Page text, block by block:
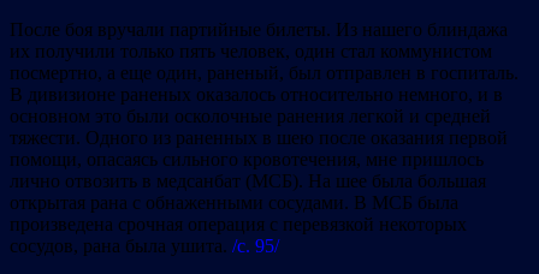
После боя вручали партийные билеты. Из нашего блиндажа
их получили только пять человек, один стал коммунистом
посмертно, а еще один, раненый, был отправлен в госпиталь.
В дивизионе раненых оказалось относительно немного, и в
основном это были осколочные ранения легкой и средней
тяжести. Одного из раненных в шею после оказания первой
помощи, опасаясь сильного кровотечения, мне пришлось
лично отвозить в медсанбат (МСБ). На шее была большая
открытая рана с обнаженными сосудами. В МСБ была
произведена срочная операция с перевязкой некоторых
сосудов, рана была ушита. /с. 95/